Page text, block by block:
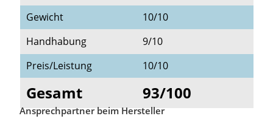
Gewicht
10/10
Handhabung
9/10
Preis/Leistung
10/10
Gesamt 93/100
Ansprechpartner beim Hersteller